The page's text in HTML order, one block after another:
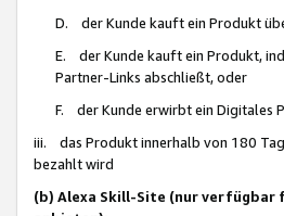
D. der Kunde kauft ein Produkt
E. der Kunde kauft ein Produkt,
Partner-Links abschließt, oder
F. der Kunde erwirbt ein Digitales
iii. das Produkt innerhalb von 180
bezahlt wird
(b) Alexa Skill-Site (nur verfügbar